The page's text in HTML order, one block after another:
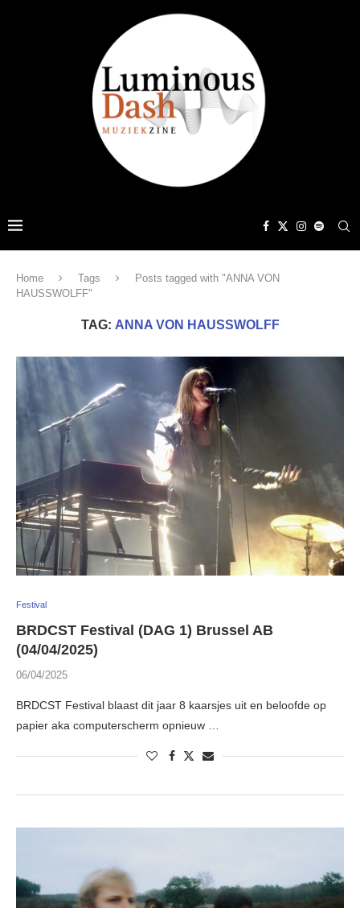
Home Tags
Posts tagged with "ANNA VON
HAUSSWOLFF"
TAG: ANNA VON HAUSSWOLFF
Festival
BRDCST Festival (DAG 1) Brussel AB
(04/04/2025)
06/04/2025
BRDCST Festival blaast dit jaar 8 kaarsjes uit en beloofde op
papier aka computerscherm opnieuw …